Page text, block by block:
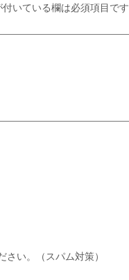
付いている欄は必須項目です
さい。（スパム対策）